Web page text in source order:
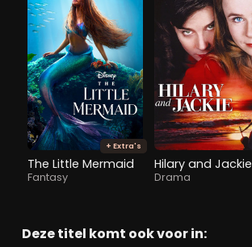
+ Extra's
The Little Mermaid
Fantasy
Hilary and Jackie
Drama
Deze titel komt ook voor in: